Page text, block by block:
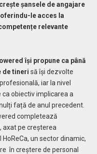
crește șansele de angajare
le acces la
relevante
își propune ca până
de tineri să își dezvolte
iar la nivel
ca obiectiv implicarea a
față de anul precedent.
completează
axat pe creșterea
un sector dinamic,
în creștere de personal